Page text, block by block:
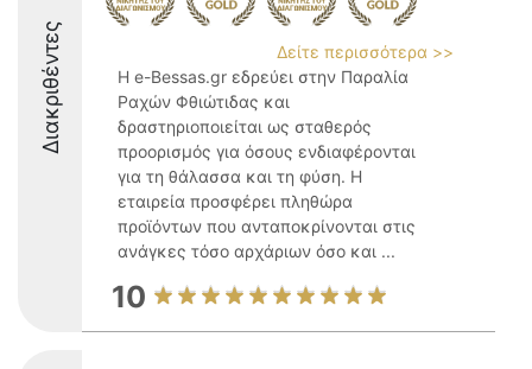
Διακριθέντες
Δείτε περισσότερα >>
Η e-Bessas.gr εδρεύει στην Παραλία
Ραχών Φθιώτιδας και
δραστηριοποιείται ως σταθερός
προορισμός για όσους ενδιαφέρονται
για τη θάλασσα και τη φύση. Η
εταιρεία προσφέρει πληθώρα
προϊόντων που ανταποκρίνονται στις
ανάγκες τόσο αρχάριων όσο και ...
10